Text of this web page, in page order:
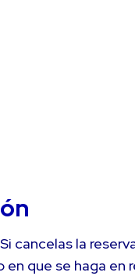
cancelas la
que se haga en